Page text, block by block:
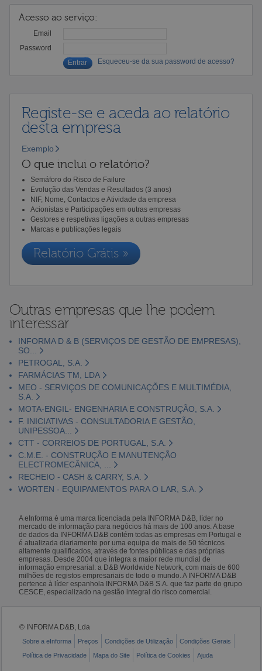
Acesso ao serviço:
Email
Password
Esqueceu-se da sua password de acesso?
Registe-se e aceda ao relatório
desta empresa
Exemplo
O que inclui o relatório?
Semáforo do Risco de Failure
Evolução das Vendas e Resultados (3 anos)
NIF, Nome, Contactos e Atividade da empresa
Acionistas e Participações em outras empresas
Gestores e respetivas ligações a outras empresas
Marcas e publicações legais
Relatório Grátis »
Outras empresas que lhe podem
interessar
INFORMA D & B (SERVIÇOS DE GESTÃO DE EMPRESAS),
SO...
PETROGAL, S.A.
FARMÁCIAS TM, LDA
MEO - SERVIÇOS DE COMUNICAÇÕES E MULTIMÉDIA,
S.A.
MOTA-ENGIL- ENGENHARIA E CONSTRUÇÃO, S.A.
F. INICIATIVAS - CONSULTADORIA E GESTÃO,
UNIPESSOA...
CTT - CORREIOS DE PORTUGAL, S.A.
C.M.E. - CONSTRUÇÃO E MANUTENÇÃO
ELECTROMECÂNICA, ...
RECHEIO - CASH & CARRY, S.A.
WORTEN - EQUIPAMENTOS PARA O LAR, S.A.
A eInforma é uma marca licenciada pela INFORMA D&B, líder no
mercado de informação para negócios há mais de 100 anos. A base
de dados da INFORMA D&B contém todas as empresas em Portugal e
é atualizada diariamente por uma equipa de mais de 50 técnicos
altamente qualificados, através de fontes públicas e das próprias
empresas. Desde 2004 que integra a maior rede mundial de
informação empresarial: a D&B Worldwide Network, com mais de 600
milhões de registos empresariais de todo o mundo. A INFORMA D&B
pertence à líder espanhola INFORMA D&B S.A. que faz parte do grupo
CESCE, especializado na gestão integral do risco comercial.
© INFORMA D&B, Lda
Sobre a eInforma Preços Condições de Utilização
Condições Gerais
Política de Privacidade
Mapa do Site Política de Cookies Ajuda